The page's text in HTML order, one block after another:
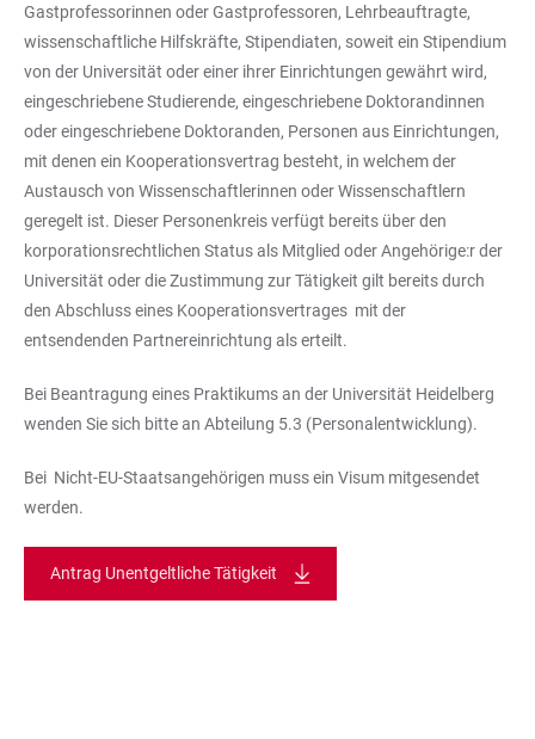
Gastprofessorinnen oder Gastprofessoren, Lehrbeauftragte,
wissenschaftliche Hilfskräfte, Stipendiaten, soweit ein Stipendium
von der Universität oder einer ihrer Einrichtungen gewährt wird,
eingeschriebene Studierende, eingeschriebene Doktorandinnen
oder eingeschriebene Doktoranden, Personen aus Einrichtungen,
mit denen ein Kooperationsvertrag besteht, in welchem der
Austausch von Wissenschaftlerinnen oder Wissenschaftlern
geregelt ist. Dieser Personenkreis verfügt bereits über den
korporationsrechtlichen Status als Mitglied oder Angehörige:r der
Universität oder die Zustimmung zur Tätigkeit gilt bereits durch
den Abschluss eines Kooperationsvertrages mit der
entsendenden Partnereinrichtung als erteilt.
Bei Beantragung eines Praktikums an der Universität Heidelberg
wenden Sie sich bitte an Abteilung 5.3 (Personalentwicklung).
Bei Nicht-EU-Staatsangehörigen muss ein Visum mitgesendet
werden.
Antrag Unentgeltliche Tätigkeit